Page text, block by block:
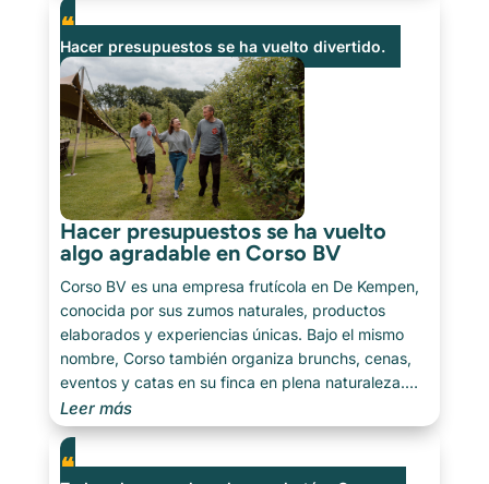
— y esos valores también querían verlos reflejados
en [...]
Hacer presupuestos se ha vuelto divertido.
Hacer presupuestos se ha vuelto
algo agradable en Corso BV
Corso BV es una empresa frutícola en De Kempen,
conocida por sus zumos naturales, productos
elaborados y experiencias únicas. Bajo el mismo
nombre, Corso también organiza brunchs, cenas,
eventos y catas en su finca en plena naturaleza.
Del huerto al plato: todo gira en torno a la conexión,
la autenticidad y la historia detrás de los
productos. Hacer presupuestos se ha vuelto algo
agradable [...]
Leer más